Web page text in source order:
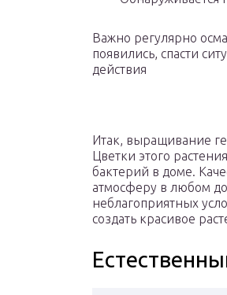
Важно регулярно
появились, спасти
действия
Итак, выращивание
Цветки этого
бактерий в доме.
атмосферу в любом
неблагоприятных
создать красивое